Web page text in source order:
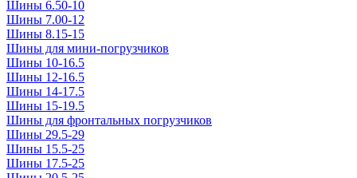
Шины 6.50-10
Шины 7.00-12
Шины 8.15-15
Шины для мини-погрузчиков
Шины 10-16.5
Шины 12-16.5
Шины 14-17.5
Шины 15-19.5
Шины для фронтальных погрузчиков
Шины 29.5-29
Шины 15.5-25
Шины 17.5-25